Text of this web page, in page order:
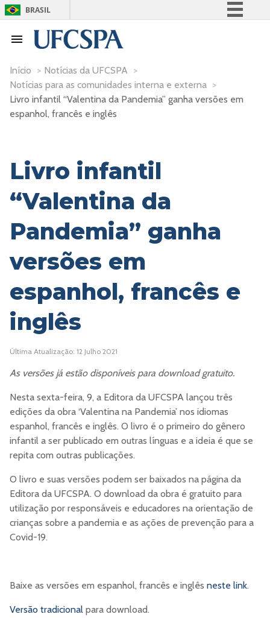
BRASIL
Acesso à informação
Legislação
Início > Notícias da UFCSPA >
Notícias para as comunidades interna e externa >
Livro infantil “Valentina da Pandemia” ganha versões em
espanhol, francês e inglês
Livro infantil
“Valentina da
Pandemia” ganha
versões em
espanhol, francês e
inglês
Última Atualização: 12 Julho 2021
As versões já estão disponíveis para download gratuito.
Nesta sexta-feira, 9, a Editora da UFCSPA lançou três
edições da obra ‘Valentina na Pandemia’ nos idiomas
espanhol, francês e inglês. O livro é o primeiro do gênero
infantil a ser publicado em outras línguas e a ideia é que se
repita com outras publicações.
O livro e suas versões podem ser baixados na página da
Editora da UFCSPA. O download da obra é gratuito para
utilização por responsáveis e educadores na orientação de
crianças sobre a pandemia e as ações de prevenção para a
Covid-19.
Baixe as versões em espanhol, francês e inglês neste link.
Versão tradicional para download.